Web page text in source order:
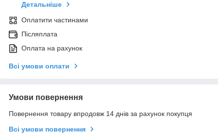
Детальніше
Оплатити частинами
Післяплата
Оплата на рахунок
Всі умови оплати
Умови повернення
Повернення товару впродовж 14 днів за рахунок покупця
Всі умови повернення